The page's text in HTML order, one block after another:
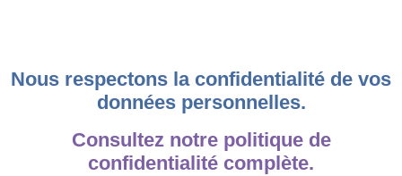
Nous respectons la confidentialité de vos
données personnelles.
Consultez notre politique de
confidentialité complète.